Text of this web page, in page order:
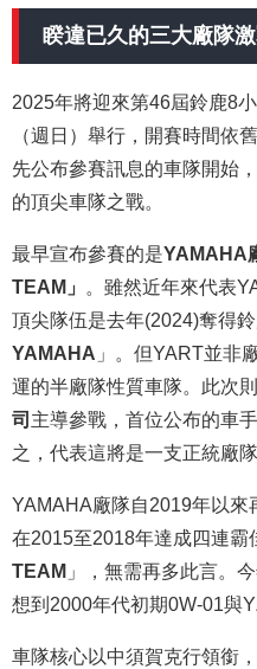
睽違已久的三大廠隊
2025年將迎來第46屆鈴鹿8
（週日）舉行，開賽時間依
先公布參賽訊息的車隊開始
的頂尖車隊之戰。
最早宣布參賽的是YAMAHA
TEAM」
。雖然近年來代表
頂尖隊伍是去年(2024)奪得
YAMAHA 」。但YART並非
運的半廠隊性質車隊。此次
司 主導參戰，首位公布的車
之，代表這將是一支正統廠隊
YAMAHA廠隊自2019年以來
在2015至2018年達成四連霸
TEAM 」，無需再多此言。
想到2000年代初期0W-01與
車隊核心以中須賀克行領銜